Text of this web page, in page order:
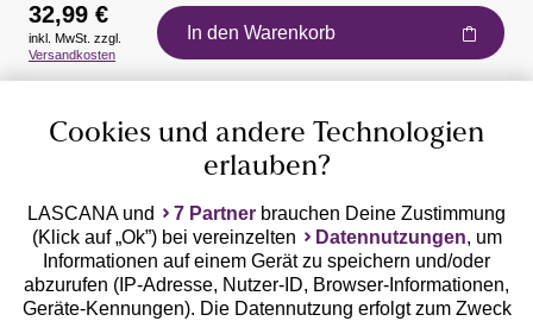
Auszeichnungen
Geprüfte Sicherheit
32,99 €
inkl. MwSt. zzgl.
Versandkosten
In den Warenkorb
Cookies und andere Technologien
erlauben?
LASCANA und 7 Partner brauchen Deine Zustimmung
(Klick auf „Ok”) bei vereinzelten
Datennutzungen, um
Informationen auf einem Gerät zu speichern und/oder
abzurufen (IP-Adresse, Nutzer-ID, Browser-Informationen,
Geräte-Kennungen). Die Datennutzung erfolgt zum Zweck